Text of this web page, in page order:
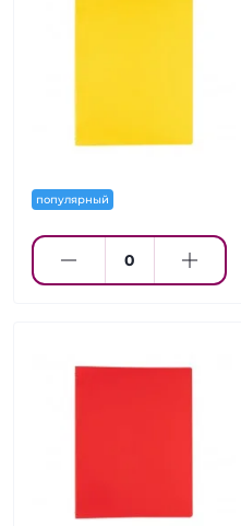
популярный